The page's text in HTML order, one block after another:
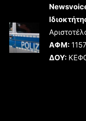
ΑΦΜ:
ΔΟΥ: